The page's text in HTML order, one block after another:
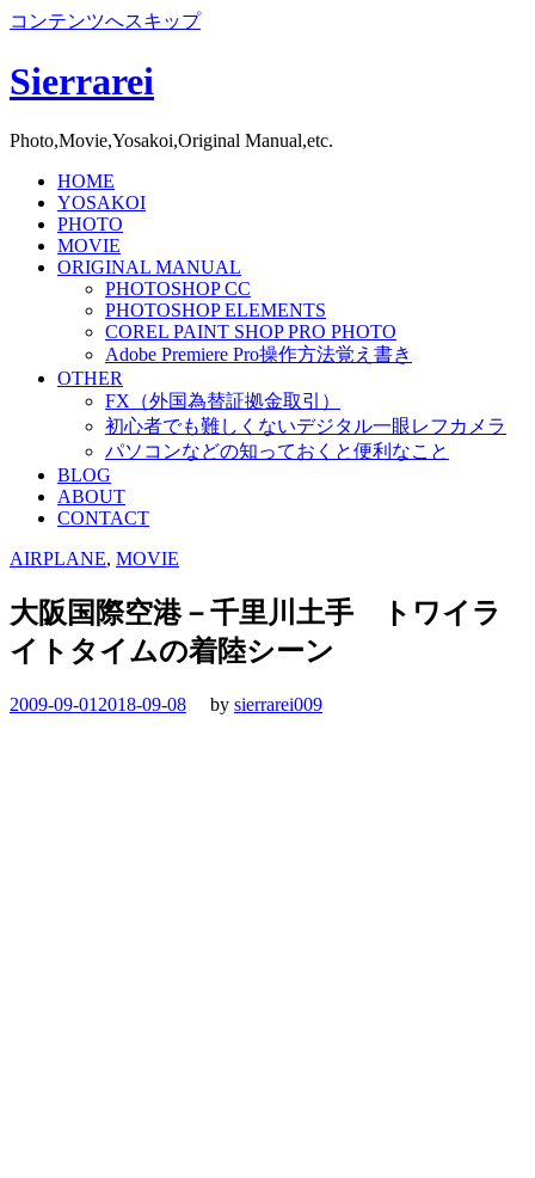
コンテンツへスキップ
Sierrarei
Photo,Movie,Yosakoi,Original Manual,etc.
HOME
YOSAKOI
PHOTO
MOVIE
ORIGINAL MANUAL
PHOTOSHOP CC
PHOTOSHOP ELEMENTS
COREL PAINT SHOP PRO PHOTO
Adobe Premiere Pro操作方法覚え書き
OTHER
FX（外国為替証拠金取引）
初心者でも難しくないデジタル一眼レフカメラ
パソコンなどの知っておくと便利なこと
BLOG
ABOUT
CONTACT
AIRPLANE, MOVIE
大阪国際空港－千里川土手 トワイラ
イトタイムの着陸シーン
2009-09-01 2018-09-08 by sierrarei009